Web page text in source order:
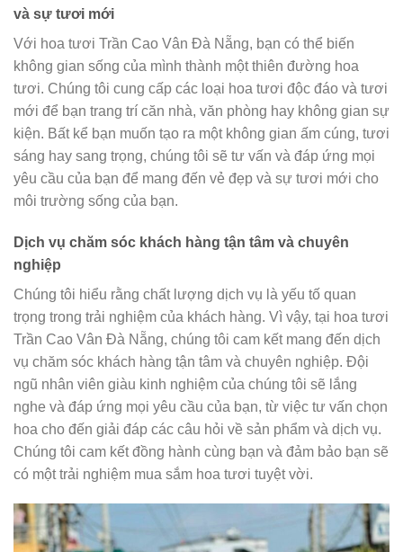
và sự tươi mới
Với hoa tươi Trần Cao Vân Đà Nẵng, bạn có thể biến
không gian sống của mình thành một thiên đường hoa
tươi. Chúng tôi cung cấp các loại hoa tươi độc đáo và tươi
mới để bạn trang trí căn nhà, văn phòng hay không gian sự
kiện. Bất kể bạn muốn tạo ra một không gian ấm cúng, tươi
sáng hay sang trọng, chúng tôi sẽ tư vấn và đáp ứng mọi
yêu cầu của bạn để mang đến vẻ đẹp và sự tươi mới cho
môi trường sống của bạn.
Dịch vụ chăm sóc khách hàng tận tâm và chuyên
nghiệp
Chúng tôi hiểu rằng chất lượng dịch vụ là yếu tố quan
trọng trong trải nghiệm của khách hàng. Vì vậy, tại hoa tươi
Trần Cao Vân Đà Nẵng, chúng tôi cam kết mang đến dịch
vụ chăm sóc khách hàng tận tâm và chuyên nghiệp. Đội
ngũ nhân viên giàu kinh nghiệm của chúng tôi sẽ lắng
nghe và đáp ứng mọi yêu cầu của bạn, từ việc tư vấn chọn
hoa cho đến giải đáp các câu hỏi về sản phẩm và dịch vụ.
Chúng tôi cam kết đồng hành cùng bạn và đảm bảo bạn sẽ
có một trải nghiệm mua sắm hoa tươi tuyệt vời.